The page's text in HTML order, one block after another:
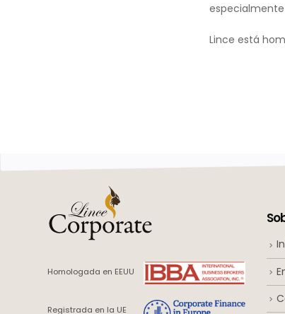
Lince está
Homologada en EEUU
Registrada en la UE